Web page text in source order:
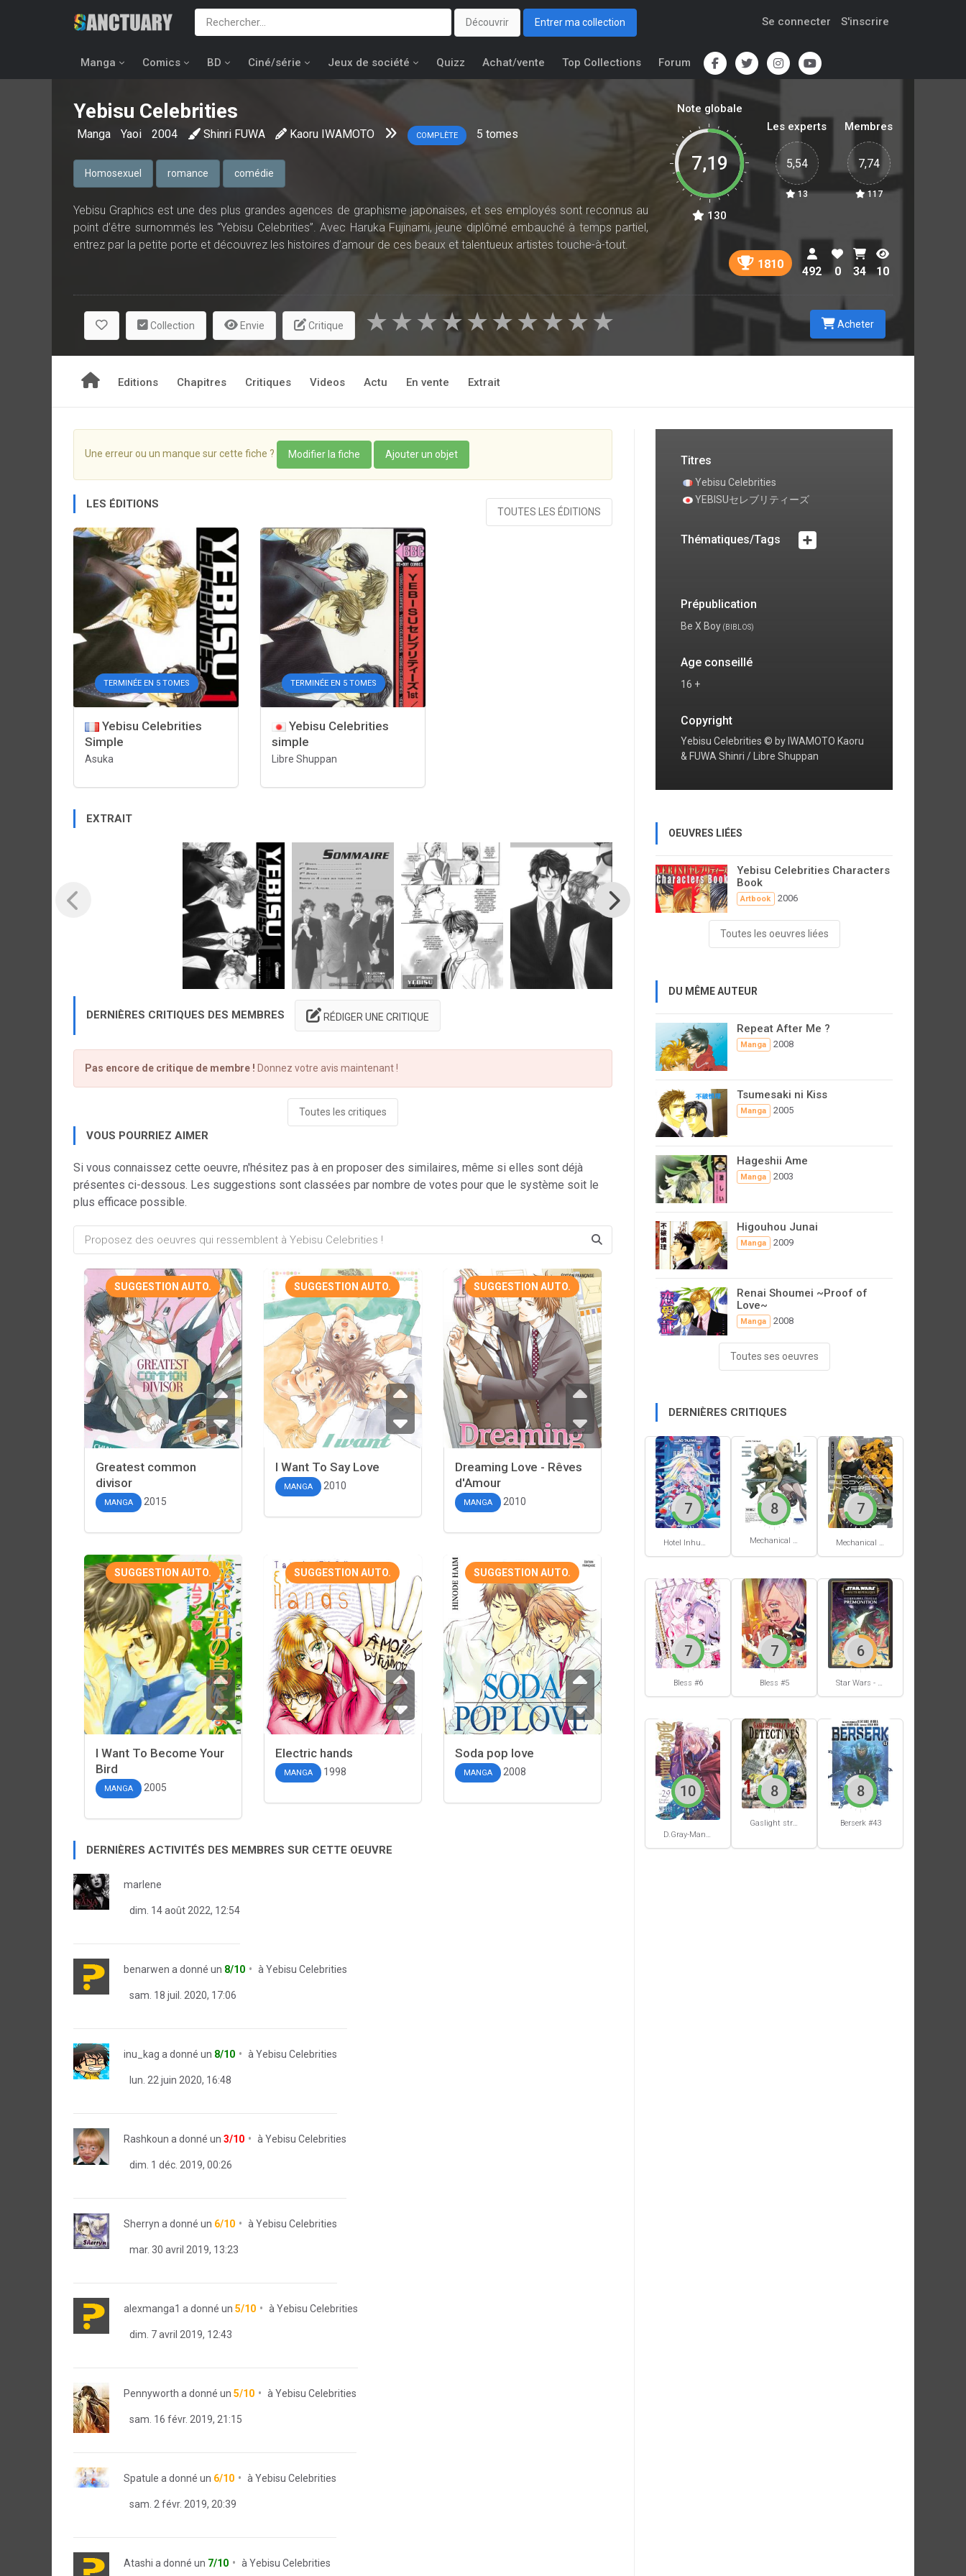
Découvrir Entrer ma collection Se connecter S'inscrire
Manga Comics BD Ciné/série Jeux de société Quizz Achat/vente Top Collections Forum
Yebisu Celebrities
Manga Yaoi 2004 Shinri FUWA Kaoru IWAMOTO COMPLÈTE 5 tomes
Homosexuel romance comédie
Yebisu Graphics est une des plus grandes agences de graphisme japonaises, et ses employés sont reconnus au
point d’être surnommés les “Yebisu Celebrities”. Avec Haruka Fujinami, jeune diplômé embauché à temps partiel,
entrez par la petite porte et découvrez les histoires d’amour de ces beaux et talentueux artistes touche-à-tout.
Note globale
7,19
130
Les experts
5,54
13
Membres
7,74
117
1810
492 0 34 10
Collection Envie Critique ★
★
★
★
★
★
★
★
★
★ Acheter
Editions Chapitres Critiques Videos Actu En vente Extrait
Une erreur ou un manque sur cette fiche ? Modifier la fiche Ajouter un objet
LES ÉDITIONS
TOUTES LES ÉDITIONS
TERMINÉE EN 5 TOMES
Yebisu Celebrities
Simple
Asuka
TERMINÉE EN 5 TOMES
Yebisu Celebrities
simple
Libre Shuppan
EXTRAIT
DERNIÈRES CRITIQUES DES MEMBRES RÉDIGER UNE CRITIQUE
Pas encore de critique de membre ! Donnez votre avis maintenant !
Toutes les critiques
VOUS POURRIEZ AIMER
Si vous connaissez cette oeuvre, n'hésitez pas à en proposer des similaires, même si elles sont déjà
présentes ci-dessous. Les suggestions sont classées par nombre de votes pour que le système soit le
plus efficace possible.
SUGGESTION AUTO.
Greatest common
divisor
MANGA 2015
SUGGESTION AUTO.
I Want To Say Love
MANGA 2010
SUGGESTION AUTO.
Dreaming Love - Rêves
d'Amour
MANGA 2010
SUGGESTION AUTO.
I Want To Become Your
Bird
MANGA 2005
SUGGESTION AUTO.
Electric hands
MANGA 1998
SUGGESTION AUTO.
Soda pop love
MANGA 2008
DERNIÈRES ACTIVITÉS DES MEMBRES SUR CETTE OEUVRE
marlene
dim. 14 août 2022, 12:54
benarwen a donné un 8/10 à Yebisu Celebrities
sam. 18 juil. 2020, 17:06
inu_kag a donné un 8/10 à Yebisu Celebrities
lun. 22 juin 2020, 16:48
Rashkoun a donné un 3/10 à Yebisu Celebrities
dim. 1 déc. 2019, 00:26
Sherryn a donné un 6/10 à Yebisu Celebrities
mar. 30 avril 2019, 13:23
alexmanga1 a donné un 5/10 à Yebisu Celebrities
dim. 7 avril 2019, 12:43
Pennyworth a donné un 5/10 à Yebisu Celebrities
sam. 16 févr. 2019, 21:15
Spatule a donné un 6/10 à Yebisu Celebrities
sam. 2 févr. 2019, 20:39
Atashi a donné un 7/10 à Yebisu Celebrities
Titres
Yebisu Celebrities
YEBISUセレブリティーズ
Thématiques/Tags
Prépublication
Be X Boy (BIBLOS)
Age conseillé
16 +
Copyright
Yebisu Celebrities © by IWAMOTO Kaoru
& FUWA Shinri / Libre Shuppan
OEUVRES LIÉES
Yebisu Celebrities Characters
Book
Artbook 2006
Toutes les oeuvres liées
DU MÊME AUTEUR
Repeat After Me ?
Manga 2008
Tsumesaki ni Kiss
Manga 2005
Hageshii Ame
Manga 2003
Higouhou Junai
Manga 2009
Renai Shoumei ~Proof of
Love~
Manga 2008
Toutes ses oeuvres
DERNIÈRES CRITIQUES
Hotel Inhumans #1
7
Mechanical Buddy Universe #1
8
Mechanical Buddy Universe #0
7
Bless #6
7
Bless #5
7
Star Wars - La Haute République - Un équilibre fragile
6
D.Gray-Man #29
10
Gaslight stray dog detectives #1
8
Berserk #43
8